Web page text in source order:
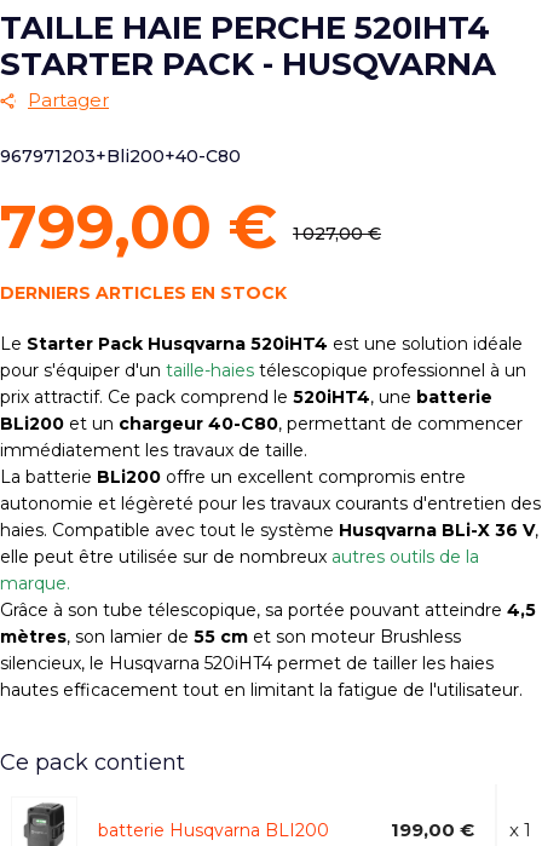
TAILLE HAIE PERCHE 520IHT4
STARTER PACK - HUSQVARNA
Partager
967971203+Bli200+40-C80
799,00 € 1 027,00 €
DERNIERS ARTICLES EN STOCK
Le Starter Pack Husqvarna 520iHT4 est une solution idéale
pour s'équiper d'un taille-haies télescopique professionnel à un
prix attractif. Ce pack comprend le 520iHT4, une batterie
BLi200 et un chargeur 40-C80, permettant de commencer
immédiatement les travaux de taille.
La batterie BLi200 offre un excellent compromis entre
autonomie et légèreté pour les travaux courants d'entretien des
haies. Compatible avec tout le système Husqvarna BLi-X 36 V,
elle peut être utilisée sur de nombreux autres outils de la
marque.
Grâce à son tube télescopique, sa portée pouvant atteindre 4,5
mètres, son lamier de 55 cm et son moteur Brushless
silencieux, le Husqvarna 520iHT4 permet de tailler les haies
hautes efficacement tout en limitant la fatigue de l'utilisateur.
Ce pack contient
batterie Husqvarna BLI200 199,00 € x 1